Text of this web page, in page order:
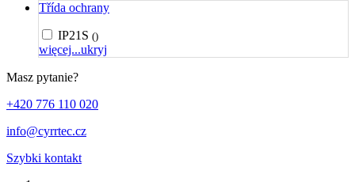
Třída ochrany
IP21S ()
więcej...ukryj
Masz pytanie?
+420 776 110 020
info@cyrrtec.cz
Szybki kontakt